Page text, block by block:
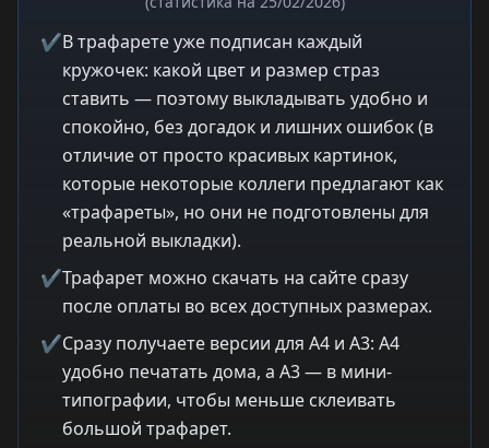
✔В трафарете уже подписан каждый
кружочек: какой цвет и размер страз
ставить — поэтому выкладывать удобно и
спокойно, без догадок и лишних ошибок (в
отличие от просто красивых картинок,
которые некоторые коллеги предлагают как
«трафареты», но они не подготовлены для
реальной выкладки).
✔Трафарет можно скачать на сайте сразу
после оплаты во всех доступных размерах.
✔Сразу получаете версии для A4 и A3: A4
удобно печатать дома, а A3 — в мини-
типографии, чтобы меньше склеивать
большой трафарет.